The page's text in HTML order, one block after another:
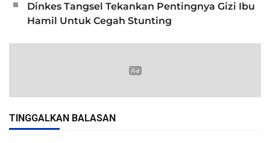
Dinkes Tangsel Tekankan Pentingnya Gizi Ibu
Hamil Untuk Cegah Stunting
TINGGALKAN BALASAN